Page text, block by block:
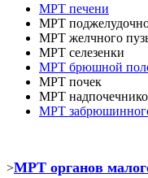
МРТ печени
МРТ
МРТ желчного
МРТ селезенки
МРТ брюшной
МРТ почек
МРТ
МРТ
>МРТ органов